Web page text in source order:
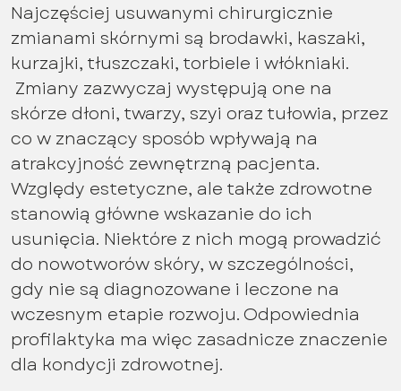
Najczęściej usuwanymi chirurgicznie
zmianami skórnymi są brodawki, kaszaki,
kurzajki, tłuszczaki, torbiele i włókniaki.
Zmiany zazwyczaj występują one na
skórze dłoni, twarzy, szyi oraz tułowia, przez
co w znaczący sposób wpływają na
atrakcyjność zewnętrzną pacjenta.
Względy estetyczne, ale także zdrowotne
stanowią główne wskazanie do ich
usunięcia. Niektóre z nich mogą prowadzić
do nowotworów skóry, w szczególności,
gdy nie są diagnozowane i leczone na
wczesnym etapie rozwoju. Odpowiednia
profilaktyka ma więc zasadnicze znaczenie
dla kondycji zdrowotnej.